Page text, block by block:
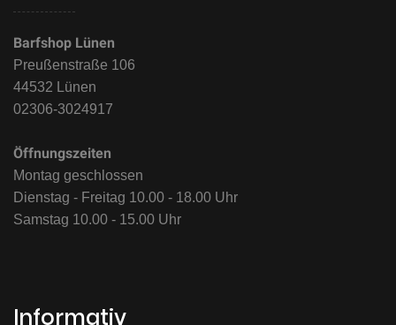
Barfshop Lünen
Preußenstraße 106
44532 Lünen
02306-3024917
Öffnungszeiten
Montag geschlossen
Dienstag - Freitag 10.00 - 18.00 Uhr
Samstag 10.00 - 15.00 Uhr
Informativ